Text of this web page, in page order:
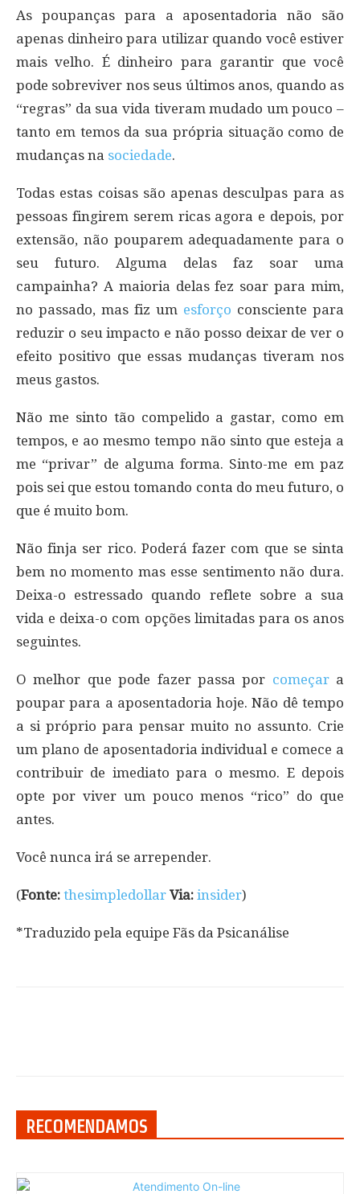
As poupanças para a aposentadoria não são
apenas dinheiro para utilizar quando você estiver
mais velho. É dinheiro para garantir que você
pode sobreviver nos seus últimos anos, quando as
“regras” da sua vida tiveram mudado um pouco –
tanto em temos da sua própria situação como de
mudanças na sociedade.
Todas estas coisas são apenas desculpas para as
pessoas fingirem serem ricas agora e depois, por
extensão, não pouparem adequadamente para o
seu futuro. Alguma delas faz soar uma
campainha? A maioria delas fez soar para mim,
no passado, mas fiz um esforço consciente para
reduzir o seu impacto e não posso deixar de ver o
efeito positivo que essas mudanças tiveram nos
meus gastos.
Não me sinto tão compelido a gastar, como em
tempos, e ao mesmo tempo não sinto que esteja a
me “privar” de alguma forma. Sinto-me em paz
pois sei que estou tomando conta do meu futuro, o
que é muito bom.
Não finja ser rico. Poderá fazer com que se sinta
bem no momento mas esse sentimento não dura.
Deixa-o estressado quando reflete sobre a sua
vida e deixa-o com opções limitadas para os anos
seguintes.
O melhor que pode fazer passa por começara
poupar para a aposentadoria hoje. Não dê tempo
a si próprio para pensar muito no assunto. Crie
um plano de aposentadoria individual e comece a
contribuir de imediato para o mesmo. E depois
opte por viver um pouco menos “rico” do que
antes.
Você nunca irá se arrepender.
(Fonte: thesimpledollar Via: insider)
*Traduzido pela equipe Fãs da Psicanálise
RECOMENDAMOS